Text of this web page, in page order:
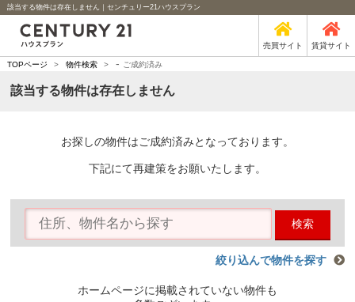
該当する物件は存在しません｜センチュリー21ハウスプラン
売買サイト 賃貸サイト
TOPページ > 物件検索 > - ご成約済み
該当する物件は存在しません
お探しの物件はご成約済みとなっております。
下記にて再建策をお願いたします。
検索
絞り込んで物件を探す
ホームページに掲載されていない物件も